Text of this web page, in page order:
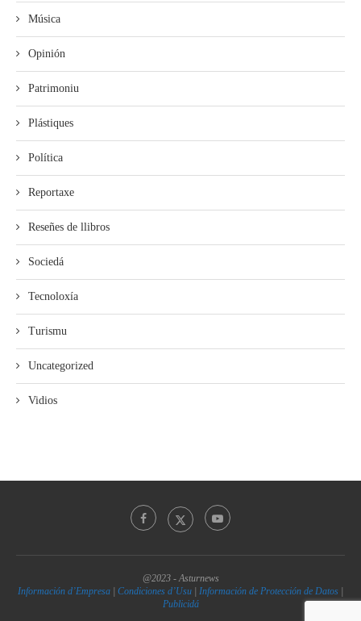
Música
Opinión
Patrimoniu
Plástiques
Política
Reportaxe
Reseñes de llibros
Sociedá
Tecnoloxía
Turismu
Uncategorized
Vidios
@2023 - Asturnews
Información d’Empresa | Condiciones d’Usu | Información de Protección de Datos |
Publicidá